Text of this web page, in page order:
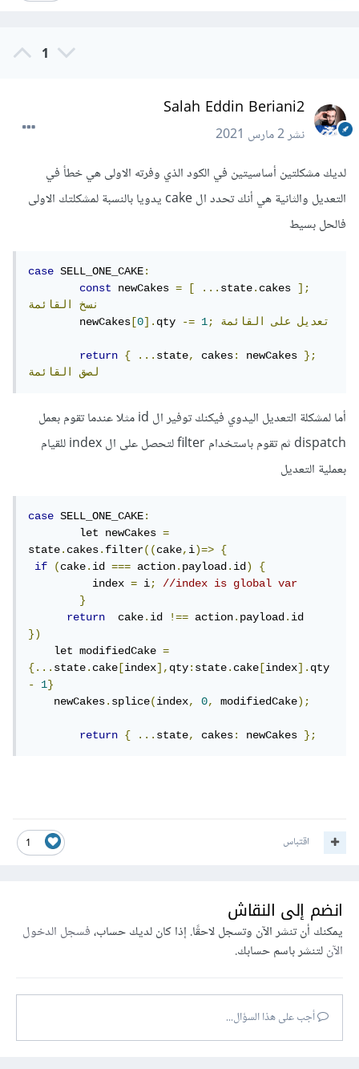
1
Salah Eddin Beriani2
نشر2 مارس 2021
لديك مشكلتين أساسيتين في الكود الذي وفرته الاولى هي خطأ في
التعديل والثانية هي أنك تحدد ال cake يدويا بالنسبة لمشكلتك الاولى
فالحل بسيط
case SELL_ONE_CAKE:
const
newCakes = [ ...state.cakes ];
نسخ
القائمة
	newCakes
[0].qty -= 1; تعديل على القائمة
return { ...state, cakes: newCakes };
لصق
القائمة
أما لمشكلة التعديل اليدوي فيكنك توفير ال id مثلا عندما تقوم بعمل
dispatch ثم تقوم باستخدام filter لتحصل على ال index للقيام
بعملية التعديل
case SELL_ONE_CAKE:
	let newCakes
=
state.cakes.filter((cake,i)=>
{
if
(cake.id === action.payload.id)
{
          index
= i;
//index is global var
}
return
  cake
.id !== action.payload.
})
    let modifiedCake
=
{...state.cake [index],qty:state.cake [index].
-
1}
    newCakes
.splice(index, 0, modifiedCake);
return { ...state, cakes: newCakes };
1 اقتباس
انضم إلى النقاش
يمكنك أن تنشر الآن وتسجل لاحقًا. إذا كان لديك حساب،فسجل الدخول
الآنلتنشر باسم حسابك.
أجب على هذا السؤال...